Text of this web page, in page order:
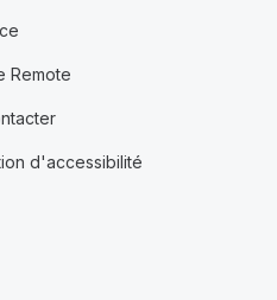
Remote
d'accessibilité